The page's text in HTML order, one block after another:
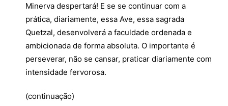
Minerva despertará! E se se continuar com a
prática, diariamente, essa Ave, essa sagrada
Quetzal, desenvolverá a faculdade ordenada e
ambicionada de forma absoluta. O importante é
perseverar, não se cansar, praticar diariamente com
intensidade fervorosa.
(continuação)